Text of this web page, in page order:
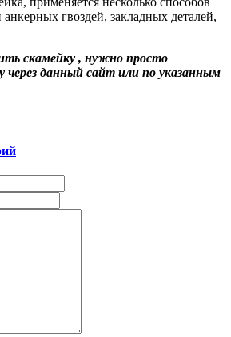
гвоздей, закладных деталей,
скамейку , нужно просто
через данный сайт или по указанным